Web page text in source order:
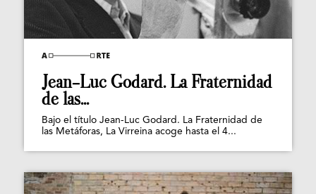
Jean-Luc Godard. La Fraternidad
de las...
Bajo el título Jean-Luc Godard. La Fraternidad de
las Metáforas, La Virreina acoge hasta el 4...